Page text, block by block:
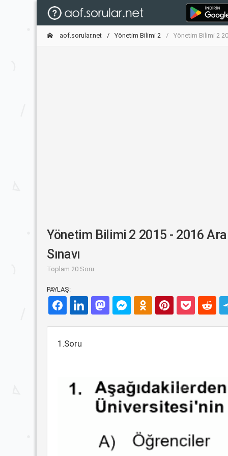
aof.sorular.net Yönetim Bilimi 2 Yönetim Bilimi 2
Yönetim Bilimi 2 2015 - 2016 Ara
Sınavı
Toplam 20 Soru
PAYLAŞ:
1.Soru